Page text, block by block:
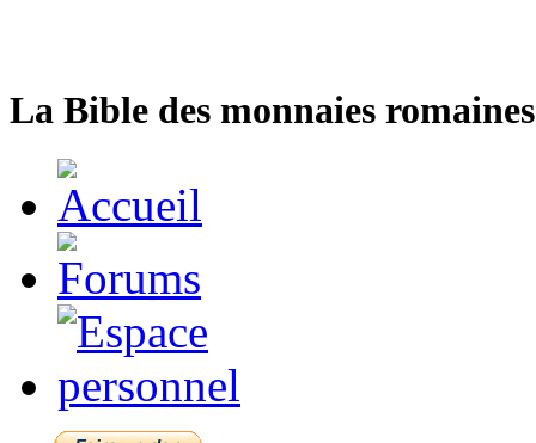
La Bible des monnaies